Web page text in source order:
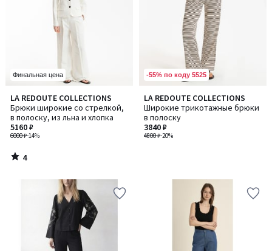
Финальная цена
LA REDOUTE COLLECTIONS
Брюки широкие со стрелкой,
в полоску, из льна и хлопка
6000 ₽-14%
5160 ₽
4
/
5
4
/
-55% по коду 5525
LA REDOUTE COLLECTIONS
Широкие трикотажные брюки
в полоску
4800 ₽-20%
3840 ₽